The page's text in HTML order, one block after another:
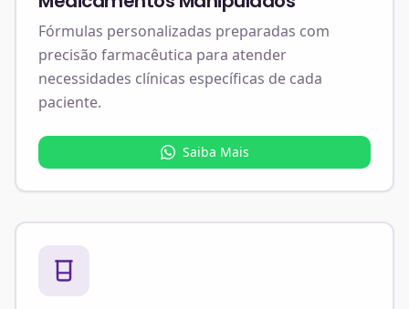
Fórmulas personalizadas preparadas com
precisão farmacêutica para atender
necessidades clínicas específicas de cada
paciente.
Saiba Mais